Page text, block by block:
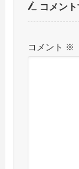
コメン
コメント ※